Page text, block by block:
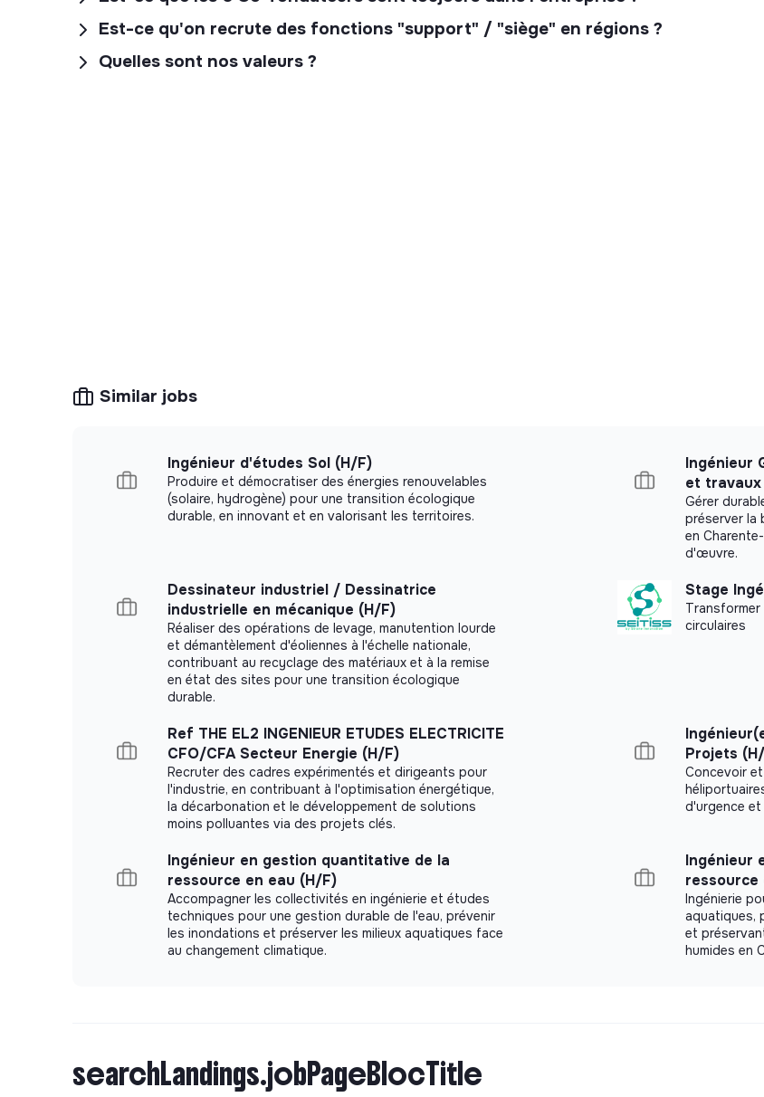
applicatif, ERP, automatisation ou outil métier — et de fiabiliser les flux entre ces briques.
Vous approprier la base existante : aussi bien sous l’angle technique que dans la
fiables et simples
Faire émerger des solutions fiables et simples dans un contexte technique et métier
riche, qu’il faudra vous approprier.
Participer à la
structuration technique
d’une équipe qui grandit.
Si vous aimez comprendre, améliorer, transmettre et construire durable, il y a fort à parier
que nous nous entendrons bien.
Dans 12 mois, vous aurez simplifié, avec l’équipe, une partie clé de notre SI, renforcé nos
pratiques d’architecture et de qualité, livré des fonctionnalités utilisées au quotidien par
nos équipes terrain.
Vos missions
Intégré·e à l’équipe Produit, vous interviendrez avec les autres Software Engineers sur
l’ensemble de nos produits et systèmes pour :
Concevoir, développer et maintenir des applications web robustes et évolutives.
Faire évoluer l’architecture logicielle et l’infrastructure avec une cible simple et une
trajectoire pragmatique.
Améliorer nos pratiques de développement, de qualité et de sécurité applicative.
d’intégration, qualité applicative, sécurité, maintenabilité, trajectoire d’évolution du cœur
métier.
Est-ce qu'on recrute des fonctions "support" / "siège" en régions ?
Quelles sont nos valeurs ?
Similar jobs
Ingénieur d'études Sol (H/F)
Produire et démocratiser des énergies renouvelables
(solaire, hydrogène) pour une transition écologique
durable, en innovant et en valorisant les territoires.
Ingénieur
et
Gérer
préserver la
en
d'œuvre.
Dessinateur industriel / Dessinatrice
industrielle en mécanique (H/F)
Réaliser des opérations de levage, manutention lourde
et démantèlement d'éoliennes à l'échelle nationale,
contribuant au recyclage des matériaux et à la remise
en état des sites pour une transition écologique
durable.
Stage
circulaires
Ref THE EL2 INGENIEUR ETUDES ELECTRICITE
CFO/CFA Secteur Energie (H/F)
Recruter des cadres expérimentés et dirigeants pour
l'industrie, en contribuant à l'optimisation énergétique,
la décarbonation et le développement de solutions
moins polluantes via des projets clés.
Projets
Concevoir
d'urgence et
Ingénieur en gestion quantitative de la
ressource en eau (H/F)
Accompagner les collectivités en ingénierie et études
techniques pour une gestion durable de l'eau, prévenir
les inondations et préserver les milieux aquatiques face
au changement climatique.
Ingénieur
ressource
Ingénierie
aquatiques,
et
humides en
searchLandings.jobPageBlocTitle